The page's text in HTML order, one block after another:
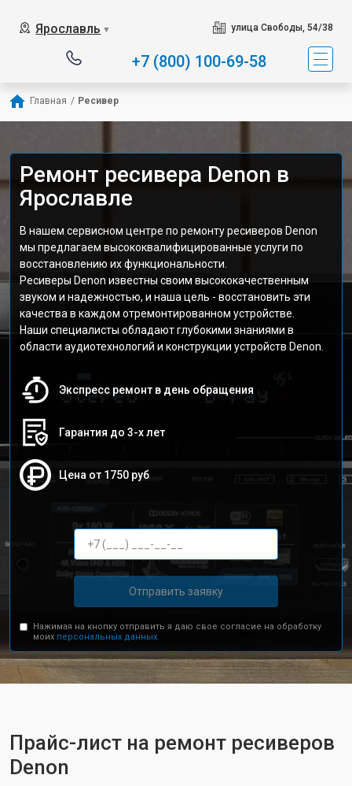
Ярославль ▼ улица Свободы, 54/38
+7 (800) 100-69-58
Главная / Ресивер
Ремонт ресивера Denon в
Ярославле
В нашем сервисном центре по ремонту ресиверов Denon
мы предлагаем высококвалифицированные услуги по
восстановлению их функциональности.
Ресиверы Denon известны своим высококачественным
звуком и надежностью, и наша цель - восстановить эти
качества в каждом отремонтированном устройстве.
Наши специалисты обладают глубокими знаниями в
области аудиотехнологий и конструкции устройств Denon.
Экспресс ремонт в день обращения
Гарантия до 3-х лет
Цена от 1750 руб
Отправить заявку
Нажимая на кнопку отправить я даю свое согласие на обработку
моих персональных данных.
Прайс-лист на ремонт ресиверов
Denon